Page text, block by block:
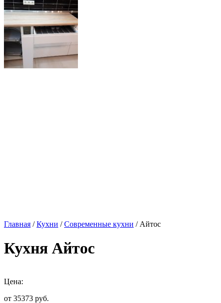
Главная /Кухни /Современные кухни / Айтос
Кухня Айтос
Цена:
от 35373 руб.